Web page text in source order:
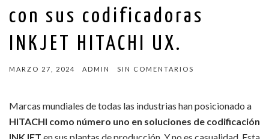
con sus codificadoras
INKJET HITACHI UX.
MARZO 27, 2024 ADMIN SIN COMENTARIOS
Marcas mundiales de todas las industrias han posicionado a
HITACHI como número uno en soluciones de codificación
INKJET en sus plantas de producción. Y no es casualidad. Esta